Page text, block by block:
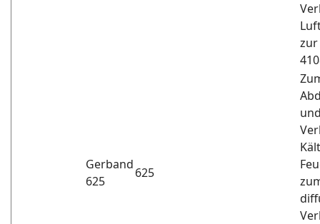
zur
Gerband
625
625